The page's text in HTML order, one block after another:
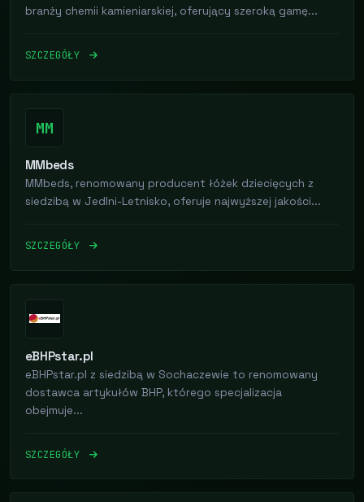
branży chemii kamieniarskiej, oferujący szeroką gamę...
SZCZEGÓŁY
MM
MMbeds
MMbeds, renomowany producent łóżek dziecięcych z
siedzibą w Jedlni-Letnisko, oferuje najwyższej jakości...
SZCZEGÓŁY
eBHPstar.pl
eBHPstar.pl z siedzibą w Sochaczewie to renomowany
dostawca artykułów BHP, którego specjalizacja
obejmuje...
SZCZEGÓŁY